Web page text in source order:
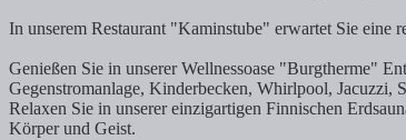
In unserem Restaurant "Kaminstube" erwartet Sie eine
Genießen Sie in unserer Wellnessoase "Burgtherme"
Gegenstromanlage, Kinderbecken, Whirlpool, Jacuzzi,
Relaxen Sie in unserer einzigartigen Finnischen
Körper und Geist.